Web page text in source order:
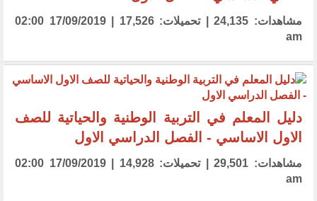
مشاهدات: 24,135 | تحميلات: 17,526 | 17/09/2019 02:00
am
دليل المعلم في التربية الوطنية والحياتية للصف
الاول الاساسي - الفصل الدراسي الاول
مشاهدات: 29,501 | تحميلات: 14,928 | 17/09/2019 02:00
am